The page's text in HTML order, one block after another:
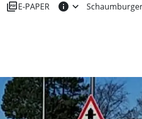
picture_as_pdfE-PAPER info expand_more